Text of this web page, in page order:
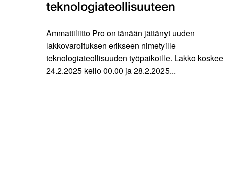
teknologiateollisuuteen
Ammattiliitto Pro on tänään jättänyt uuden
lakkovaroituksen erikseen nimetyille
teknologiateollisuuden työpaikoille. Lakko koskee
24.2.2025 kello 00.00 ja 28.2.2025...